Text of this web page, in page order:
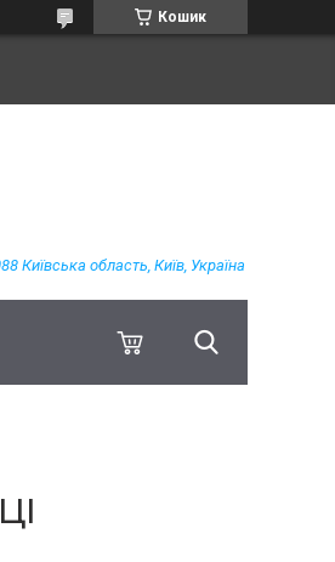
Кошик
Київська область, Київ, Україна